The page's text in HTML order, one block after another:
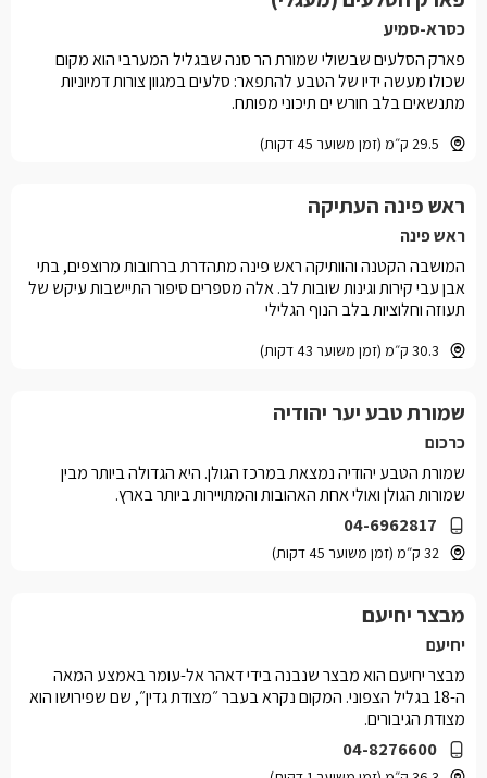
כסרא-סמיע
29.5 ק״מ (זמן משוער 45 דקות)
פארק הסלעים שבשולי שמורת הר סנה שבגליל המערבי הוא מקום
שכולו מעשה ידיו של הטבע להתפאר: סלעים במגוון צורות דמיוניות
מתנשאים בלב חורש ים תיכוני מפותח.
ראש פינה העתיקה
ראש פינה
30.3 ק״מ (זמן משוער 43 דקות)
המושבה הקטנה והוותיקה ראש פינה מתהדרת ברחובות מרוצפים, בתי
אבן עבי קירות וגינות שובות לב. אלה מספרים סיפור התיישבות עיקש של
תעוזה וחלוציות בלב הנוף הגלילי
שמורת טבע יער יהודיה
כרכום
04-6962817
32 ק״מ (זמן משוער 45 דקות)
שמורת הטבע יהודיה נמצאת במרכז הגולן. היא הגדולה ביותר מבין
שמורות הגולן ואולי אחת האהובות והמתויירות ביותר בארץ.
מבצר יחיעם
יחיעם
04-8276600
מבצר יחיעם הוא מבצר שנבנה בידי דאהר אל-עומר באמצע המאה
ה-18 בגליל הצפוני. המקום נקרא בעבר ״מצודת גדין״, שם שפירושו הוא
מצודת הגיבורים.